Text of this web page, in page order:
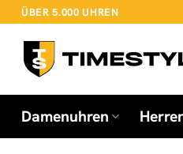
Zum
springen
ÜBER 5.000 UHREN
Damenuhren